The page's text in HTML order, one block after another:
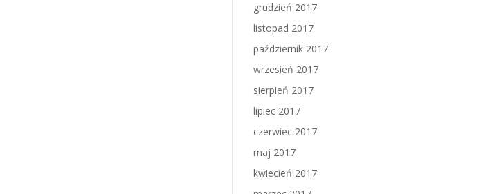
grudzień 2017
listopad 2017
październik 2017
wrzesień 2017
sierpień 2017
lipiec 2017
czerwiec 2017
maj 2017
kwiecień 2017